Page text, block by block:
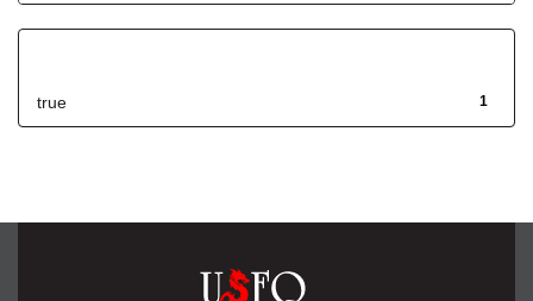
1
true